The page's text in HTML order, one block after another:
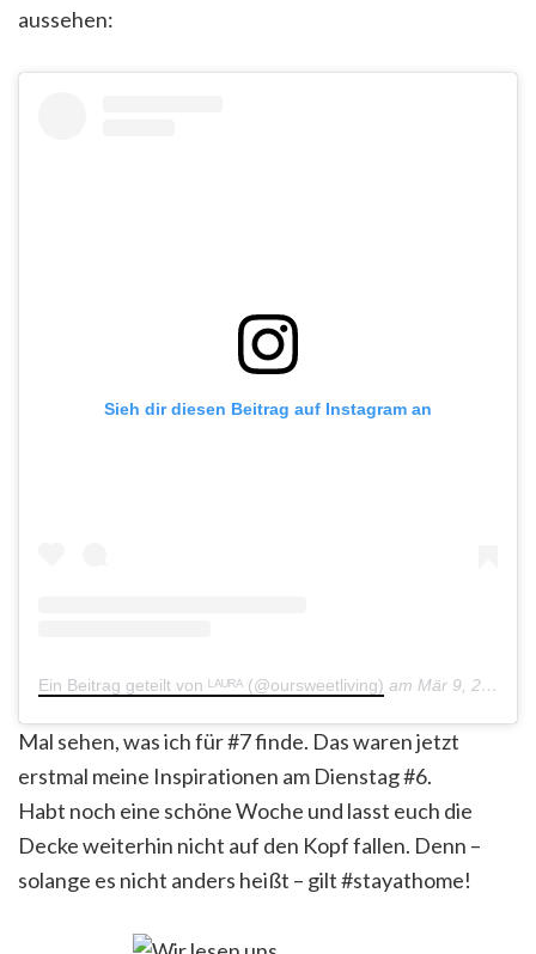
aussehen:
Sieh dir diesen Beitrag auf Instagram an
Ein Beitrag geteilt von ᴸᴬᵁᴿᴬ (@oursweetliving) am Mär 9, 2020 um 5:19 PDT
Mal sehen, was ich für #7 finde. Das waren jetzt
erstmal meine Inspirationen am Dienstag #6.
Habt noch eine schöne Woche und lasst euch die
Decke weiterhin nicht auf den Kopf fallen. Denn –
solange es nicht anders heißt – gilt #stayathome!